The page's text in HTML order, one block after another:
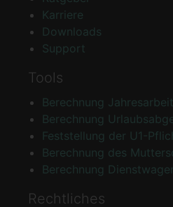
Karriere
Downloads
Support
Tools
Berechnung
Berechnung
Feststellung der U1-
Berechnung des
Berechnung
Rechtliches